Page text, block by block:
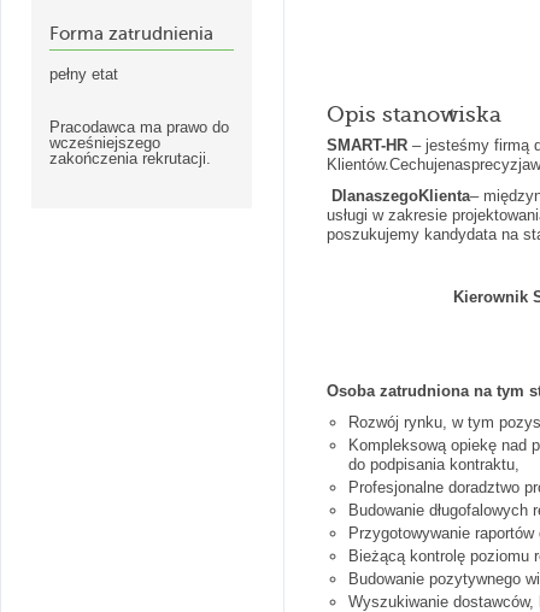
Forma zatrudnienia
pełny etat
Pracodawca ma prawo do
wcześniejszego
zakończenia rekrutacji.
Opis stanowiska
SMART-HR– jesteśmy firmą
DlanaszegoKlienta–
usługi w zakresie
poszukujemy kandydata na
Kierownik
Osoba zatrudniona na tym
Rozwój rynku, w tym
Kompleksową opiekę nad
do podpisania kontraktu,
Profesjonalne doradztwo
Budowanie
Przygotowywanie
Bieżącą kontrolę poziomu
Budowanie pozytywnego
Wyszukiwanie